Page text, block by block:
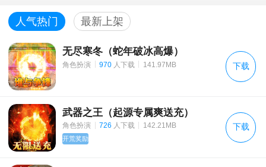
动态开服公告
动态开服公告
动态开服
战斗增益系统
PVE玩法指南（二）
《猎魂觉醒》7月29日更新公告
人气热门 最新上架
无尽寒冬（蛇年破冰高爆）
角色扮演 970 人下载 141.97MB 下载
武器之王（起源专属爽送充）
角色扮演 | 726 人下载 | 142.21MB
开荒奖励
下载